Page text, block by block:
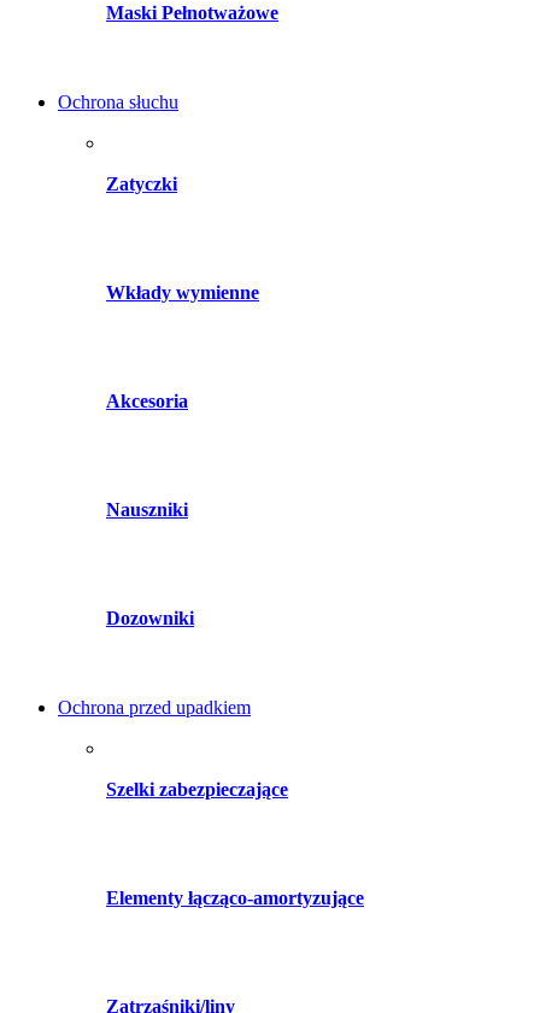
Maski Pełnotważowe
Ochrona słuchu
Zatyczki
Wkłady wymienne
Akcesoria
Nauszniki
Dozowniki
Ochrona przed upadkiem
Szelki zabezpieczające
Elementy łącząco-amortyzujące
Zatrzaśniki/liny